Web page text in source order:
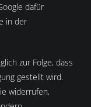
dafür
in der
zur Folge, dass
gestellt wird.
widerrufen,